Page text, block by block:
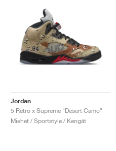
Jordan
5 Retro x Supreme "Desert Camo"
Miehet / Sportstyle / Kengät